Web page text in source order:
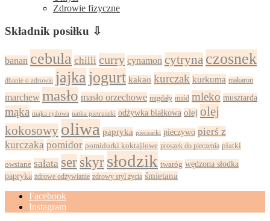
Zdrowie fizyczne
Składnik posiłku ⇩
banan cebula chilli curry cynamon cytryna czosnek
dbanie o zdrowie jajka jogurt kakao kurczak kurkuma makaron
marchew masło masło orzechowe migdały miód mleko musztarda
mąka mąka ryżowa natka pietruszki odżywka białkowa olej olej
kokosowy oliwa papryka pieczarki pieczywo pierś z
kurczaka pomidor pomidorki koktajlowe proszek do pieczenia płatki
owsiane sałata ser skyr słodzik twaróg wędzona słodka
papryka zdrowe odżywianie zdrowy styl życia śmietana
Facebook
Instagram